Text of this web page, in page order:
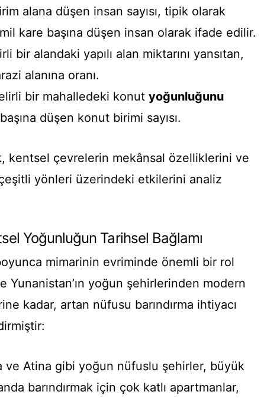
alana düşen insan sayısı, tipik olarak
kare başına düşen insan olarak ifade edilir.
bir alandaki yapılı alan miktarını yansıtan,
alanına oranı.
bir mahalledeki konut yoğunluğunu
düşen konut birimi sayısı.
kentsel çevrelerin mekânsal özelliklerini ve
çeşitli yönleri üzerindeki etkilerini analiz
Yoğunluğun Tarihsel Bağlamı
mimarinin evriminde önemli bir rol
Yunanistan’ın yoğun şehirlerinden modern
kadar, artan nüfusu barındırma ihtiyacı
ve Atina gibi yoğun nüfuslu şehirler, büyük
barındırmak için çok katlı apartmanlar,